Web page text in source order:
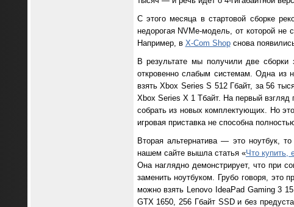
С этого месяца в стартовой сборке
недорогая NVMe-модель, от которой не
Например, в X-Com Shopснова
В результате мы получили две сборки
откровенно слабым системам. Одна из
взять Xbox Series S 512 Гбайт, за 56
Xbox Series X 1 Тбайт. На первый взгляд
собрать из новых комплектующих. Но
игровая приставка не способна
Вторая альтернатива — это ноутбук,
нашем сайте вышла статья «Что купить,
Она наглядно демонстрирует, что при
заменить ноутбуком. Грубо говоря, это
можно взять Lenovo IdeaPad Gaming 3
GTX 1650, 256 Гбайт SSD и без